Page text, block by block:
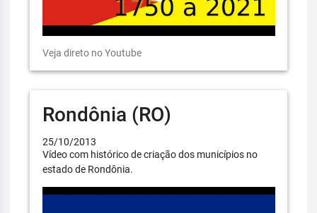
Veja direto no Youtube
Rondônia (RO)
25/10/2013
Vídeo com histórico de criação dos municípios no
estado de Rondônia.